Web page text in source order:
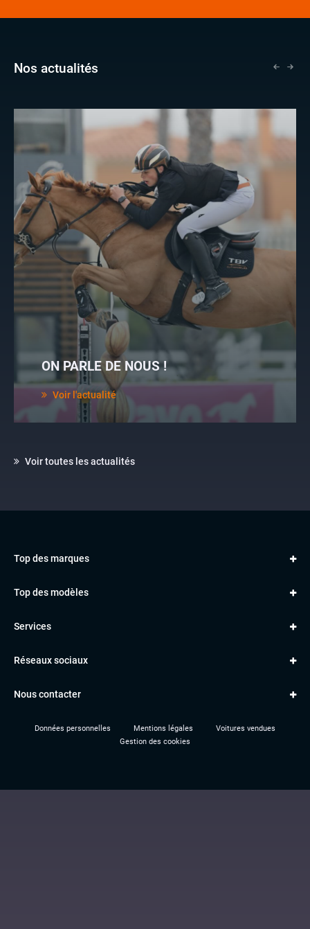
Nos actualités
ON PARLE DE NOUS !
Voir l'actualité
Voir toutes les actualités
Top des marques
VOLKSWAGEN
BMW
Top des modèles
Classe A
A3
Services
Le garage TBV
Location TBV
Réseaux sociaux
Nous contacter
Données personnelles Mentions légales
Voitures vendues
Gestion des cookies